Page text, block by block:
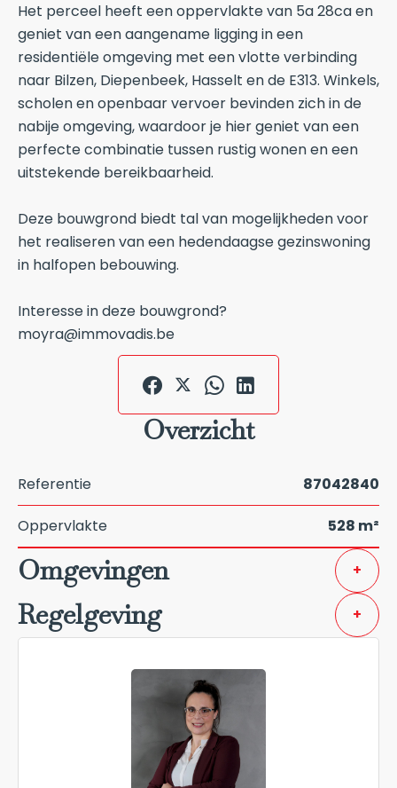
Het perceel heeft een oppervlakte van 5a 28ca en
geniet van een aangename ligging in een
residentiële omgeving met een vlotte verbinding
naar Bilzen, Diepenbeek, Hasselt en de E313. Winkels,
scholen en openbaar vervoer bevinden zich in de
nabije omgeving, waardoor je hier geniet van een
perfecte combinatie tussen rustig wonen en een
uitstekende bereikbaarheid.
Deze bouwgrond biedt tal van mogelijkheden voor
het realiseren van een hedendaagse gezinswoning
in halfopen bebouwing.
Interesse in deze bouwgrond?
moyra@immovadis.be
Overzicht
Referentie 87042840
Oppervlakte 528 m²
Omgevingen +
Regelgeving +